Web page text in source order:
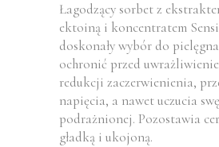
Łagodzący sorbet z
ektoiną i koncentratem
doskonały wybór do
ochronić przed
redukcji zaczerwienienia,
napięcia, a nawet uczucia
podrażnionej. Pozostawia
gładką i ukojoną.